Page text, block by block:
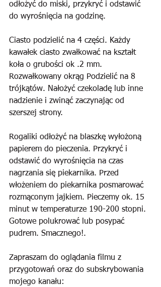
odłożyć do miski, przykryć i odstawić
do wyrośnięcia na godzinę.
Ciasto podzielić na 4 części. Każdy
kawałek ciasto zwałkować na kształt
koła o grubości ok .2 mm.
Rozwałkowany okrąg Podzielić na 8
trójkątów. Nałożyć czekoladę lub inne
nadzienie i zwinąć zaczynając od
szerszej strony.
Rogaliki odłożyć na blaszkę wyłożoną
papierem do pieczenia. Przykryć i
odstawić do wyrośnięcia na czas
nagrzania się piekarnika. Przed
włożeniem do piekarnika posmarować
rozmąconym jajkiem. Pieczemy ok. 15
minut w temperaturze 190-200 stopni.
Gotowe polukrować lub posypać
pudrem. Smacznego!.
Zapraszam do oglądania filmu z
przygotowań oraz do subskrybowania
mojego kanału: